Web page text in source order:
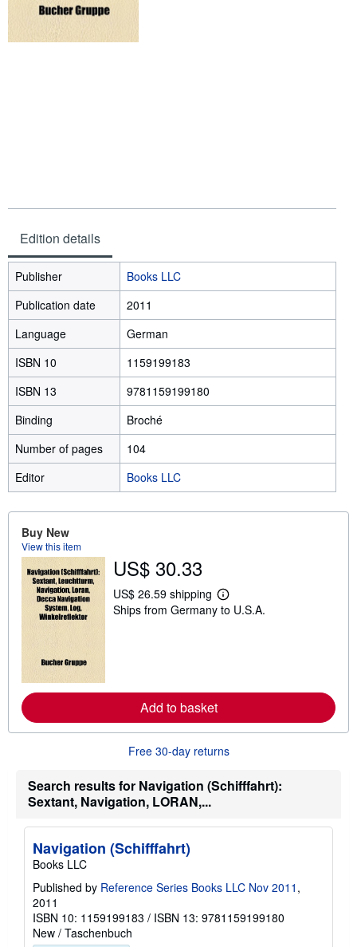
Edition details
Publisher
Books LLC
Publication date
2011
Language
German
ISBN 10
1159199183
ISBN 13
9781159199180
Binding
Broché
Number of pages
104
Editor
Books LLC
Buy New
View this item
US$ 30.33
US$ 26.59 shipping
L
e
e
o
t
i
i
Ships from Germany to U.S.A.
Add to basket
Free 30-day returns
Search results for Navigation (Schifffahrt):
Sextant, Navigation, LORAN,...
Navigation (Schifffahrt)
Books LLC
Published by Reference Series Books LLC Nov 2011 ,
2011
ISBN 10: 1159199183 / ISBN 13: 9781159199180
New / Taschenbuch